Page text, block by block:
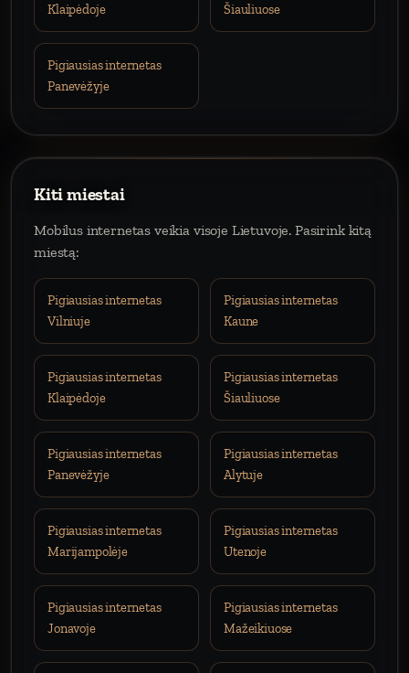
Klaipėdoje
Šiauliuose
Pigiausias internetas
Panevėžyje
Kiti miestai
Mobilus internetas veikia visoje Lietuvoje. Pasirink kitą
miestą:
Pigiausias internetas
Vilniuje
Pigiausias internetas
Kaune
Pigiausias internetas
Klaipėdoje
Pigiausias internetas
Šiauliuose
Pigiausias internetas
Panevėžyje
Pigiausias internetas
Alytuje
Pigiausias internetas
Marijampolėje
Pigiausias internetas
Utenoje
Pigiausias internetas
Jonavoje
Pigiausias internetas
Mažeikiuose